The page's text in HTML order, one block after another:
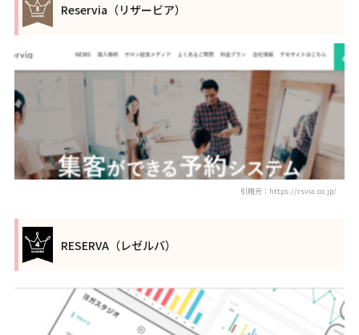
Reservia（リザービア）
引用元：https://rsvia.co.jp/
RESERVA（レゼルバ）